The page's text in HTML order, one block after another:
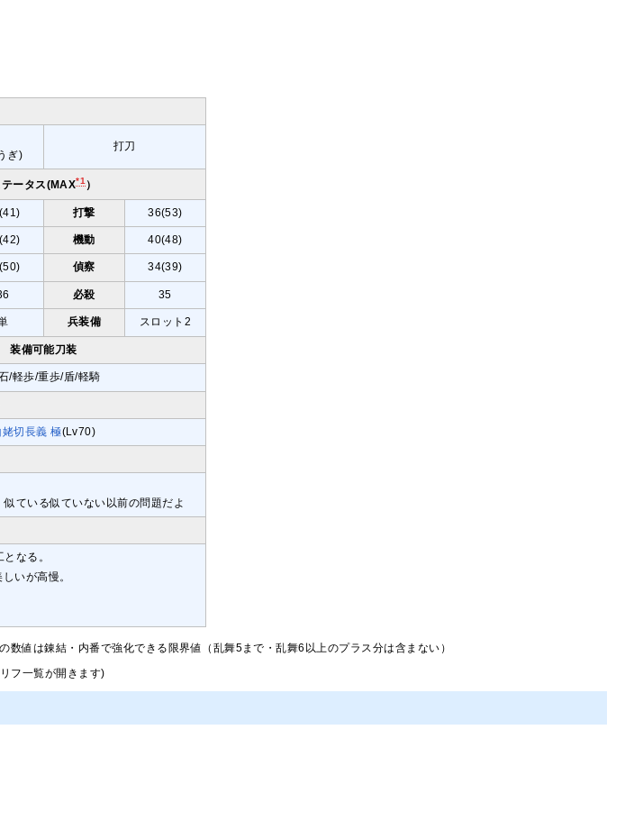
ぎ)
打刀
テータス(MAX*1 ）
打撃 36(53)
機動 40(48)
偵察 34(39)
必殺 35
兵装備 スロット2
装備可能刀装
/軽歩/重歩/盾/軽騎
姥切長義 極(Lv70)
ている似ていない以前の問題だよ
なる。
いが高慢。
値は錬結・内番で強化できる限界値（乱舞5まで・乱舞6以上のプラス分は含まない）
フ一覧が開きます)